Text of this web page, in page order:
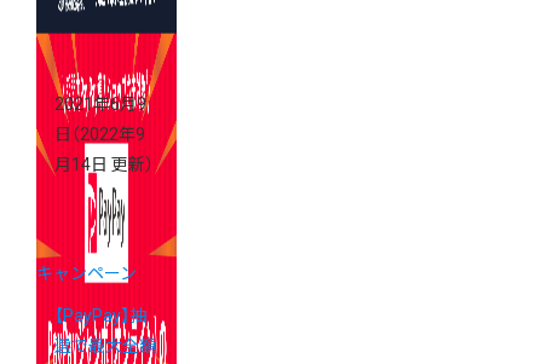
2021年6月9
日 （2022年9
月14日 更新）
キャンペーン
【PayPay】抽
選で最大全額